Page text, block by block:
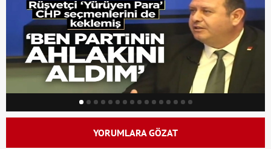
YORUMLARA GÖZAT